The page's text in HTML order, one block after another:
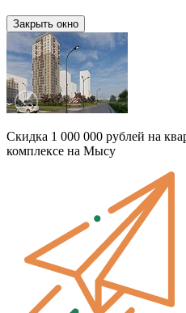
Закрыть окно
Скидка 1 000 000 рублей на
комплексе на Мысу